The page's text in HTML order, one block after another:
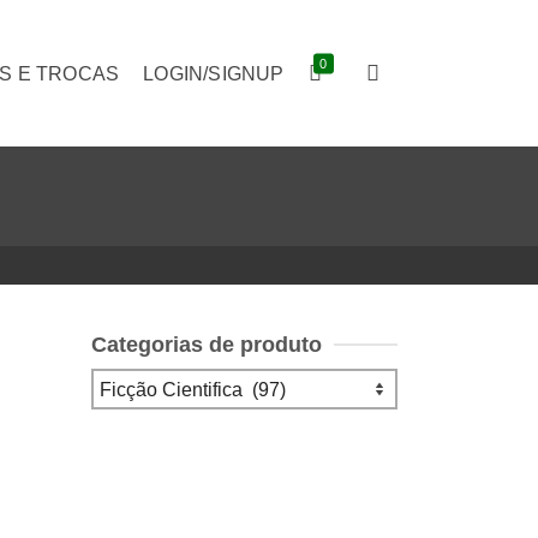
E TROCAS LOGIN/SIGNUP 0
Categorias de produto